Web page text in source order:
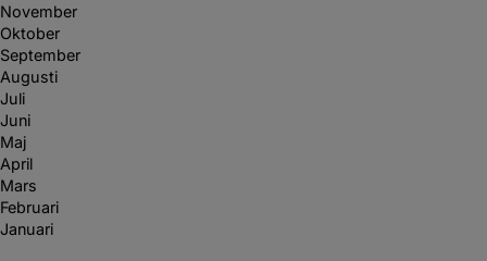
November
Oktober
September
Augusti
Juli
Juni
Maj
April
Mars
Februari
Januari